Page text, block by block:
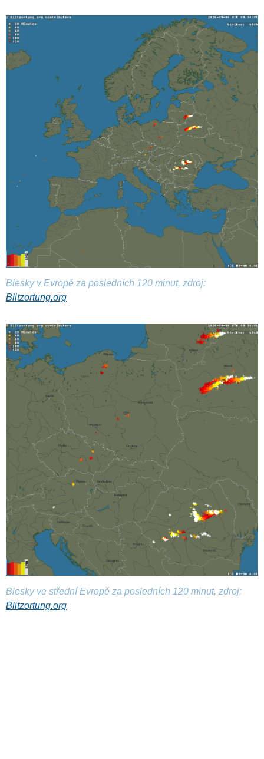
Blesky v Evropě za posledních 120 minut, zdroj:
Blitzortung.org
Blesky ve střední Evropě za posledních 120 minut, zdroj:
Blitzortung.org